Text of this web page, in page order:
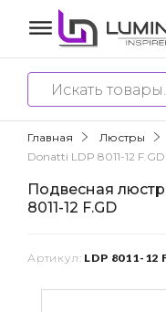
Главная Люстры
Donatti LDP 8011-12 F.GD
Подвесная
8011-12 F.GD
Артикул: LDP 8011-12